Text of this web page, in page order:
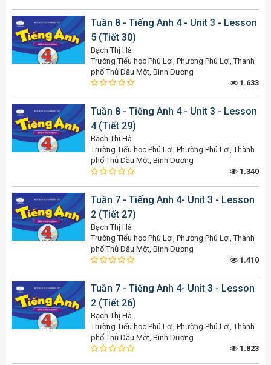
Tuần 8 - Tiếng Anh 4 - Unit 3 - Lesson
5 (Tiết 30)
Bạch Thị Hà
Trường Tiểu học Phú Lợi, Phường Phú Lợi, Thành
phố Thủ Dầu Một, Bình Dương
1.633
Tuần 8 - Tiếng Anh 4 - Unit 3 - Lesson
4 (Tiết 29)
Bạch Thị Hà
Trường Tiểu học Phú Lợi, Phường Phú Lợi, Thành
phố Thủ Dầu Một, Bình Dương
1.340
Tuần 7 - Tiếng Anh 4- Unit 3 - Lesson
2 (Tiết 27)
Bạch Thị Hà
Trường Tiểu học Phú Lợi, Phường Phú Lợi, Thành
phố Thủ Dầu Một, Bình Dương
1.410
Tuần 7 - Tiếng Anh 4- Unit 3 - Lesson
2 (Tiết 26)
Bạch Thị Hà
Trường Tiểu học Phú Lợi, Phường Phú Lợi, Thành
phố Thủ Dầu Một, Bình Dương
1.823